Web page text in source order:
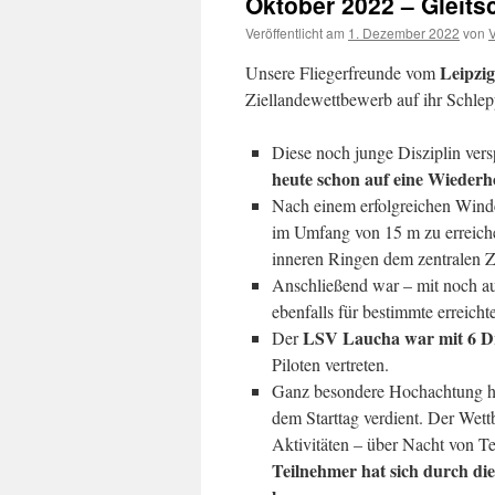
Veröffentlicht am 1. Dezember 2022 von
Unsere Fliegerfreunde vom
Ziellandewettbewerb auf ihr
Diese noch junge Disziplin
heute schon auf eine
Nach einem erfolgreichen
im Umfang von 15 m zu
inneren Ringen dem zentralen
Anschließend war – mit noch
ebenfalls für bestimmte
DerLSV Laucha war mit 6
Piloten vertreten.
Ganz besondere Hochachtung
dem Starttag verdient. Der
Aktivitäten – über Nacht von
Teilnehmer hat sich durch